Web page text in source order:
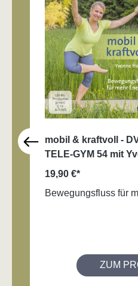
mobil & kraftvoll -
TELE-GYM 54 mit
19,90 €*
Bewegungsfluss für
ZUM